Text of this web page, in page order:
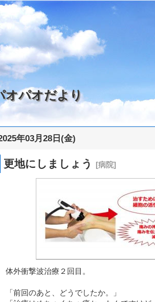
オパオだより
年03月28日(金)
更地にしましょう [病院]
体外衝撃波治療２回目。
「前回のあと、どうでしたか。」